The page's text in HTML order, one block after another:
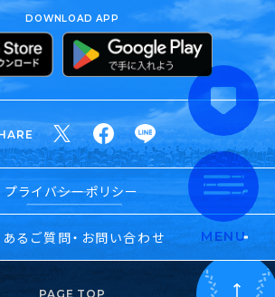
DOWNLOAD APP
プライバシーポリシー
あるご質問・お問い合わせ MENU
PAGE TOP